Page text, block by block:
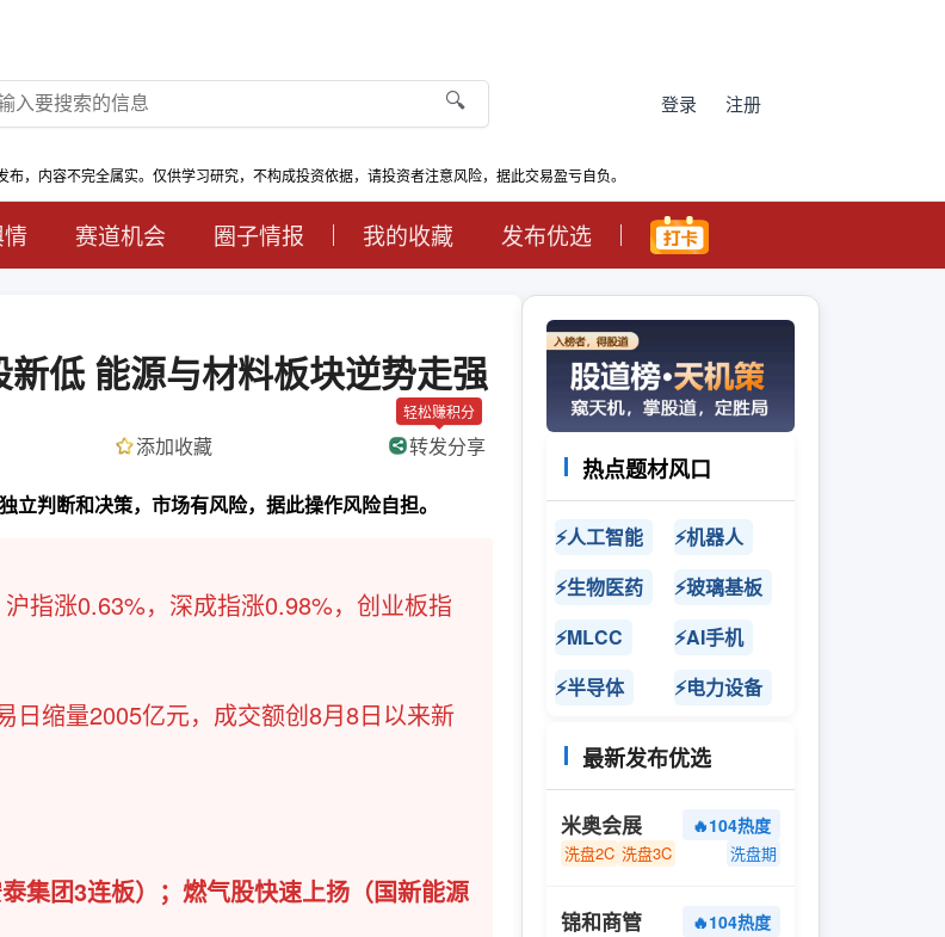
🔍 登录 注册
，内容不完全属实。仅供学习研究，不构成投资依据，请投资者注意风险，据此交易盈亏自负。
赛道机会 圈子情报 我的收藏 发布优选
低 能源与材料板块逆势走强
添加收藏
轻松赚积分
转发分享
判断和决策，市场有风险，据此操作风险自担。
指涨0.63%，深成指涨0.98%，创业板指
日缩量2005亿元，成交额创8月8日以来新
集团3连板）；燃气股快速上扬（国新能源
热点题材风口
⚡人工智能
⚡机器人
⚡生物医药
⚡玻璃基板
⚡MLCC
⚡AI手机
⚡半导体
⚡电力设备
最新发布优选
米奥会展 🔥104热度
洗盘2C 洗盘3C 洗盘期
锦和商管 🔥104热度